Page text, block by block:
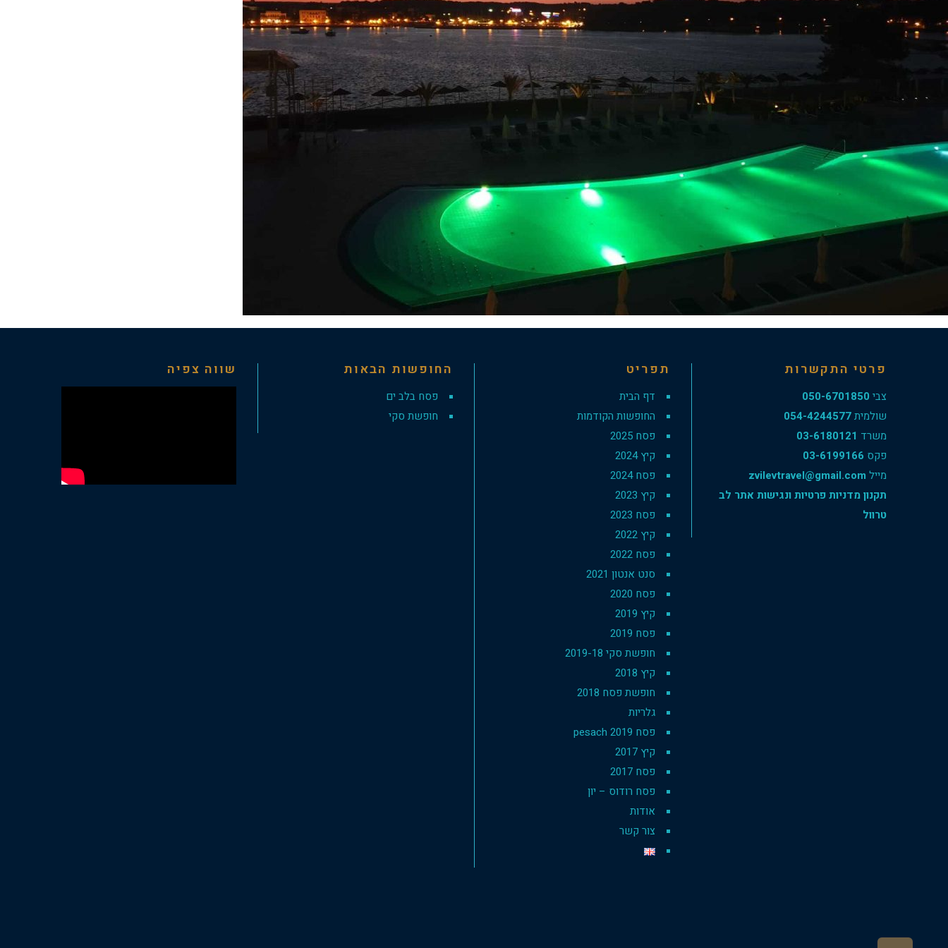
פרטי התקשרות
צבי 050-6701850
שולמית054-4244577
משרד 03-6180121
פקס 03-6199166
מייל zvilevtravel@gmail.com
תקנון מדניות פרטיות ונגישות אתר לב
טרוול
תפריט
דף הבית
החופשות הקודמות
פסח 2025
קיץ 2024
פסח 2024
קיץ 2023
פסח 2023
קיץ 2022
פסח 2022
סנט אנטון 2021
פסח 2020
קיץ 2019
פסח 2019
חופשת סקי 2019-18
קיץ 2018
חופשת פסח 2018
גלריות
פסח 2019 pesach
קיץ 2017
פסח 2017
פסח רודוס – יון
אודות
צור קשר
החופשות הבאות
פסח בלב ים
חופשת סקי
שווה צפיה